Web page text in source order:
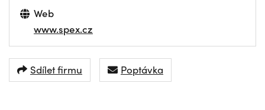
Web
www.spex.cz
Sdílet firmu Poptávka